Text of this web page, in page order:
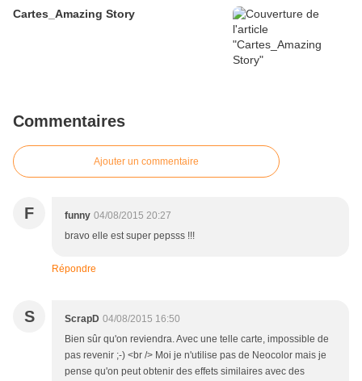
Cartes_Amazing Story
Commentaires
Ajouter un commentaire
F funny 04/08/2015 20:27
bravo elle est super pepsss !!!
Répondre
S ScrapD 04/08/2015 16:50
Bien sûr qu'on reviendra. Avec une telle carte, impossible de
pas revenir ;-) <br /> Moi je n'utilise pas de Neocolor mais je
pense qu'on peut obtenir des effets similaires avec des